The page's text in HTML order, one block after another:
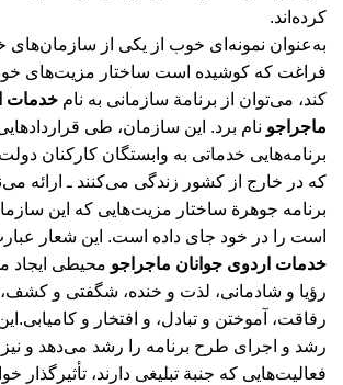
کرده‌اند.
به‌عنوان نمونه‌ای خوب از یکی از سازمان‌های
فراغت که کوشیده است ساختار مزیت‌های خود
کند، می‌توان از برنامة سازمانی به نام خدمات
ماجراجو نام برد. این سازمان، طی
برنامه‌هایی خدماتی به وابستگان کارکنان
که در خارج از کشور زندگی می‌کنند ـ ارائه
برنامه جوهرة ساختار مزیت‌هایی که این
است را در خود جای داده است. این شعار
خدمات اردوی جوانان ماجراجو محیطی ایجاد
رؤیا و شادمانی، لذت و خنده، شگفتی و
رفاقت، آموختن و تبادل، و افتخار و
رشد و اجرای طرح برنامه را رشد می‌دهد و
فعالیت‌هایی که جنبة تبلیغی دارند، تأثیرگذار